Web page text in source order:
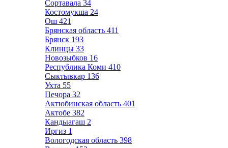
Сортавала 34
Костомукша 24
Ош 421
Брянская область 411
Брянск 193
Клинцы 33
Новозыбков 16
Республика Коми 410
Сыктывкар 136
Ухта 55
Печора 32
Актюбинская область 401
Актобе 382
Кандыагаш 2
Иргиз 1
Вологодская область 398